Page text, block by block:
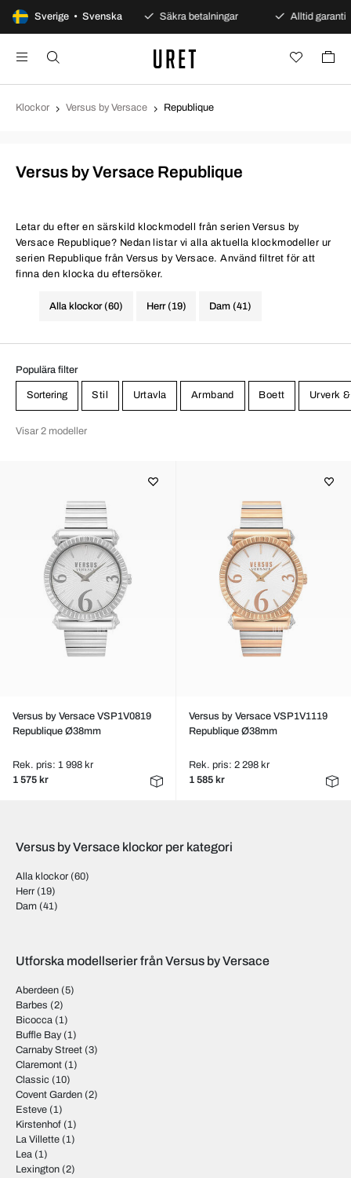
Sverige • Svenska
dagars öppet köp Säkra betalningar Alltid garanti
Klockor Versus by Versace Republique
Versus by Versace Republique
Letar du efter en särskild klockmodell från serien Versus by
Versace Republique? Nedan listar vi alla aktuella klockmodeller ur
serien Republique från Versus by Versace. Använd filtret för att
finna den klocka du eftersöker.
Alla klockor (60) Herr (19) Dam (41)
Populära filter
Sortering Stil Urtavla Armband Boett Urverk
Visar 2 modeller
Versus by Versace VSP1V0819
Republique Ø38mm
Rek. pris: 1 998 kr
1 575 kr
Versus by Versace VSP1V1119
Republique Ø38mm
Rek. pris: 2 298 kr
1 585 kr
Versus by Versace klockor per kategori
Alla klockor (60)
Herr (19)
Dam (41)
Utforska modellserier från Versus by Versace
Aberdeen (5)
Barbes (2)
Bicocca (1)
Buffle Bay(1)
Carnaby Street (3)
Claremont (1)
Classic (10)
Covent Garden (2)
Esteve (1)
Kirstenhof (1)
La Villette (1)
Lea (1)
Lexington (2)